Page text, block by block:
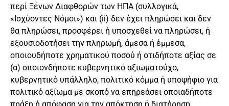
περί Ξένων Διαφθορών των ΗΠΑ (συλλογικά,
«Ισχύοντες Νόμοι») και (ii) δεν έχει πληρώσει και δεν
θα πληρώσει, προσφέρει ή υποσχεθεί να πληρώσει, ή
εξουσιοδοτήσει την πληρωμή, άμεσα ή έμμεσα,
οποιουδήποτε χρηματικού ποσού ή οτιδήποτε αξίας σε
(α) οποιονδήποτε κυβερνητικό αξιωματούχο,
κυβερνητικό υπάλληλο, πολιτικό κόμμα ή υποψήφιο για
πολιτικό αξίωμα με σκοπό να επηρεάσει οποιαδήποτε